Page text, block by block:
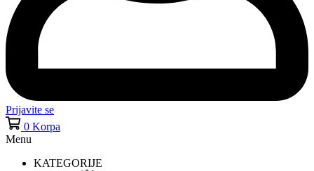
Prijavite se
0 Korpa
Menu
KATEGORIJE